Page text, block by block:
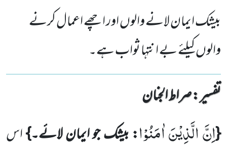
بیشک ایمان لانے والوں اور اچھے اعمال کرنے
والوں کیلئے بے انتہا ثواب ہے۔
تفسیر : ‎صراط الجنان
{اِنَّ الَّذِیْنَ اٰمَنُوْا: بیشک جو ایمان لائے۔}اس